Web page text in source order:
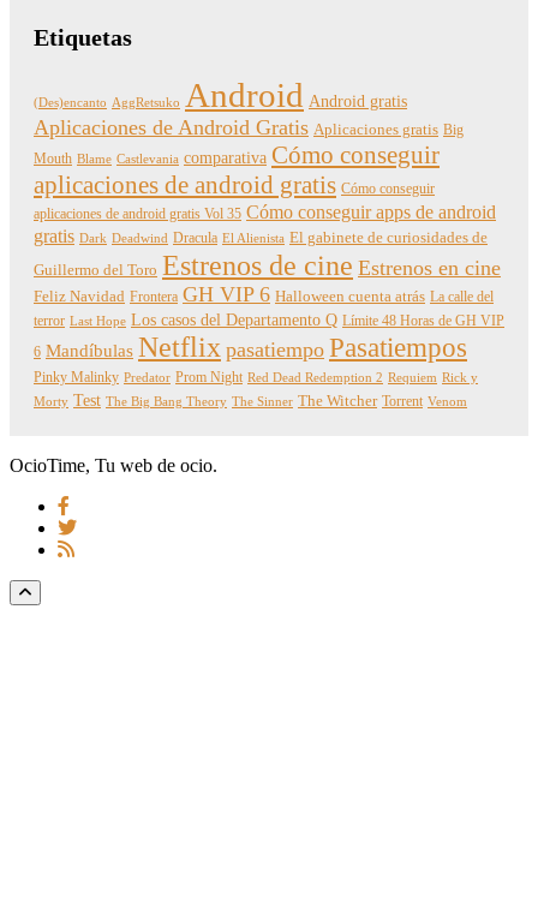
Etiquetas
(Des)encanto AggRetsuko Android Android gratis
Aplicaciones de Android Gratis Aplicaciones gratis Big
Mouth Blame Castlevania comparativa Cómo conseguir
aplicaciones de android gratis Cómo conseguir
aplicaciones de android gratis Vol 35 Cómo conseguir apps de android
gratis Dark Deadwind Dracula El Alienista El gabinete de curiosidades de
Guillermo del Toro Estrenos de cine Estrenos en cine
Feliz Navidad Frontera GH VIP 6 Halloween cuenta atrás La calle del
terror Last Hope Los casos del Departamento Q Límite 48 Horas de GH VIP
6 Mandíbulas Netflix pasatiempo Pasatiempos
Pinky Malinky Predator Prom Night Red Dead Redemption 2 Requiem Rick y
Morty Test The Big Bang Theory The Sinner The Witcher Torrent Venom
OcioTime, Tu web de ocio.